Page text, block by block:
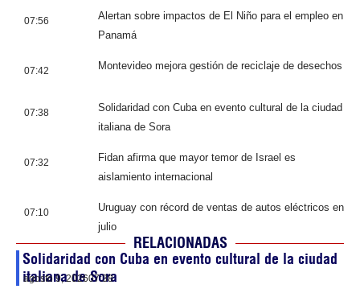
07:56
Alertan sobre impactos de El Niño para el empleo en
Panamá
07:42 Montevideo mejora gestión de reciclaje de desechos
07:38
Solidaridad con Cuba en evento cultural de la ciudad
italiana de Sora
07:32
Fidan afirma que mayor temor de Israel es
aislamiento internacional
07:10
Uruguay con récord de ventas de autos eléctricos en
julio
RELACIONADAS
Solidaridad con Cuba en evento cultural de la ciudad
italiana de Sora
agosto 9, 202607:38